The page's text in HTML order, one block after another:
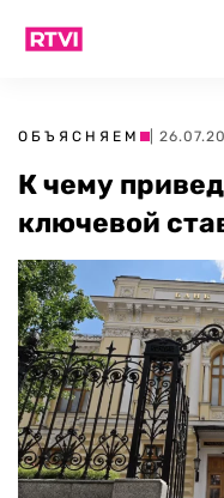
ОБЪЯСНЯЕМ |
К чему
ключевой